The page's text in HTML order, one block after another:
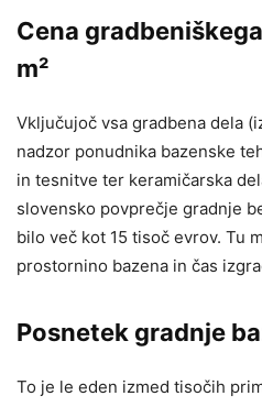
Cena
m²
Vključujoč vsa gradbena dela
nadzor ponudnika bazenske
in tesnitve ter keramičarska
slovensko povprečje gradnje
bilo več kot 15 tisoč evrov. Tu
prostornino bazena in čas
Posnetek gradnje
To je le eden izmed tisočih